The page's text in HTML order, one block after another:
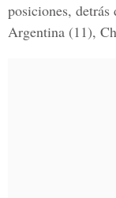
posiciones,
Argentina (11),